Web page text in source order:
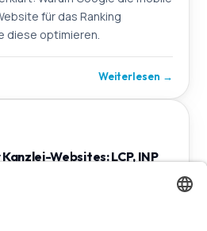
für das Ranking
diese optimieren.
Weiterlesen →
Websites: LCP, INP
und warum sind LCP, INP und